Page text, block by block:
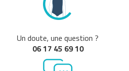
Un doute, une question ?
06 17 45 69 10